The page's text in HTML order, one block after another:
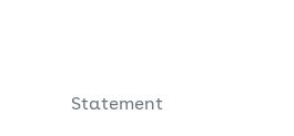
Statement